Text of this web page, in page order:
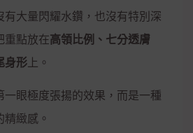
有大量閃耀水鑽，也沒有特別深
重點放在高領比例、七分透膚
身形 上。
一眼極度張揚的效果，而是一種
緻感。